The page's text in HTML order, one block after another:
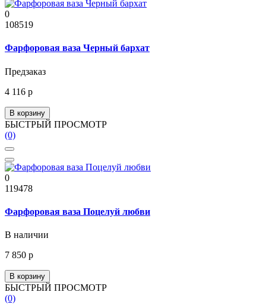
0
108519
Фарфоровая ваза Черный бархат
Предзаказ
4 116 р
В корзину
БЫСТРЫЙ ПРОСМОТР
(0)
0
119478
Фарфоровая ваза Поцелуй любви
В наличии
7 850 р
В корзину
БЫСТРЫЙ ПРОСМОТР
(0)